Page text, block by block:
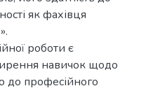
як фахівця
роботи є
навичок щодо
до професійного